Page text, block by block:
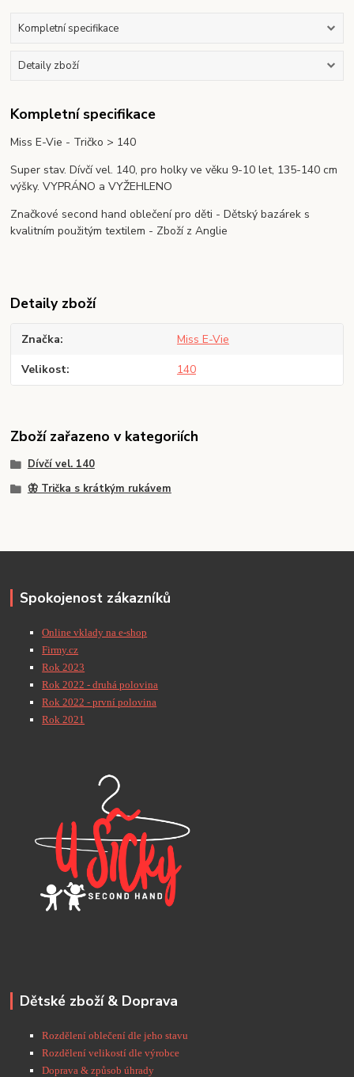
Kompletní specifikace
Detaily zboží
Kompletní specifikace
Miss E-Vie - Tričko > 140
Super stav. Dívčí vel. 140, pro holky ve věku 9-10 let, 135-140 cm
výšky. VYPRÁNO a VYŽEHLENO
Značkové second hand oblečení pro děti - Dětský bazárek s
kvalitním použitým textilem - Zboží z Anglie
Detaily zboží
Značka Miss E-Vie
Velikost 140
Zboží zařazeno v kategoriích
Dívčí vel. 140
🦋 Trička s krátkým rukávem
Spokojenost zákazníků
Online vklady na e-shop
Firmy.cz
Rok 2023
Rok 2022 - druhá polovina
Rok 2022 - první polovina
Rok 2021
Dětské zboží & Doprava
Rozdělení oblečení dle jeho stavu
Rozdělení velikostí dle výrobce
Doprava & způsob úhrady